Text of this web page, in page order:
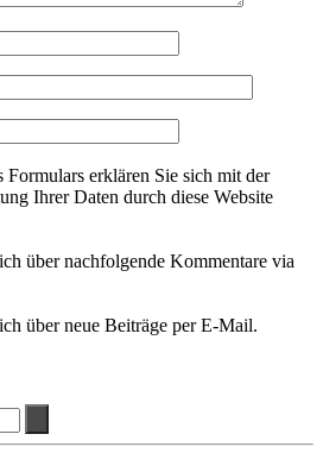
erklären Sie sich mit der
Ihrer Daten durch diese Website
über nachfolgende Kommentare via
über neue Beiträge per E-Mail.